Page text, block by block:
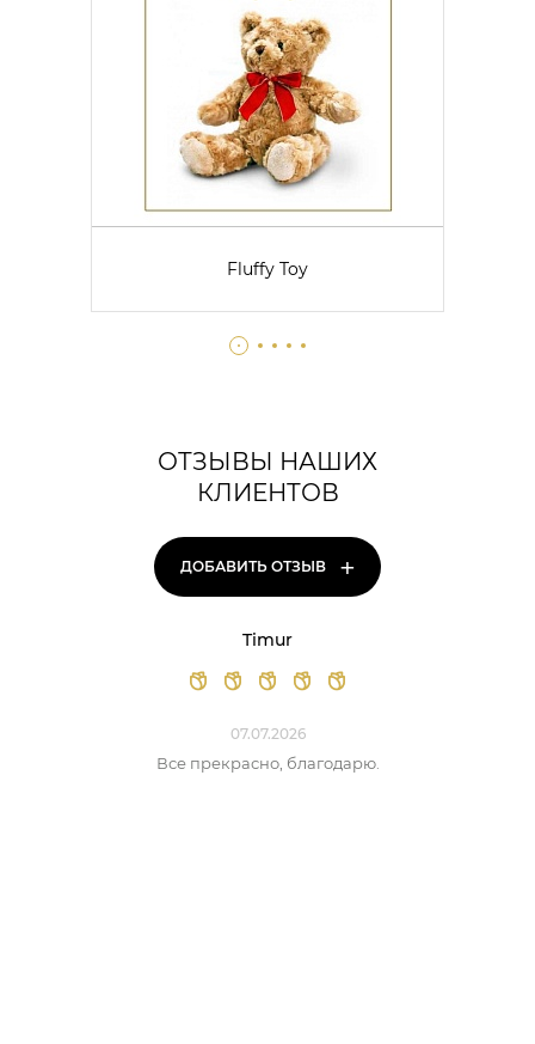
Fluffy Toy
ОТЗЫВЫ НАШИХ
КЛИЕНТОВ
ДОБАВИТЬ ОТЗЫВ +
Timur
07.07.2026
Все прекрасно, благодарю.